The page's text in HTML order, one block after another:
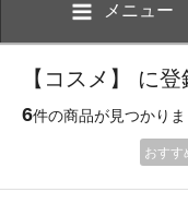
メニュー
【コスメ】 に
6件の商品が見つかり
おすす